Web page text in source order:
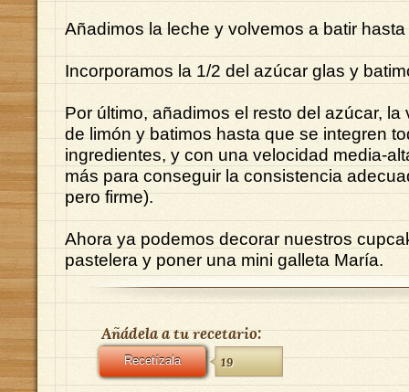
Añadimos la leche y volvemos a batir
Incorporamos la 1/2 del azúcar glas y
Por último, añadimos el resto del azúcar, la
de limón y batimos hasta que se integren
ingredientes, y con una velocidad media-
más para conseguir la consistencia
pero firme).
Ahora ya podemos decorar nuestros
pastelera y poner una mini galleta María.
Añádela a tu recetario:
Recetízala 19